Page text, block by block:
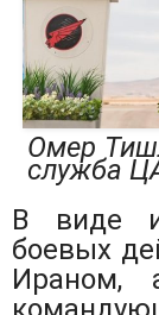
Омер
служба
В виде
боевых
Ираном,